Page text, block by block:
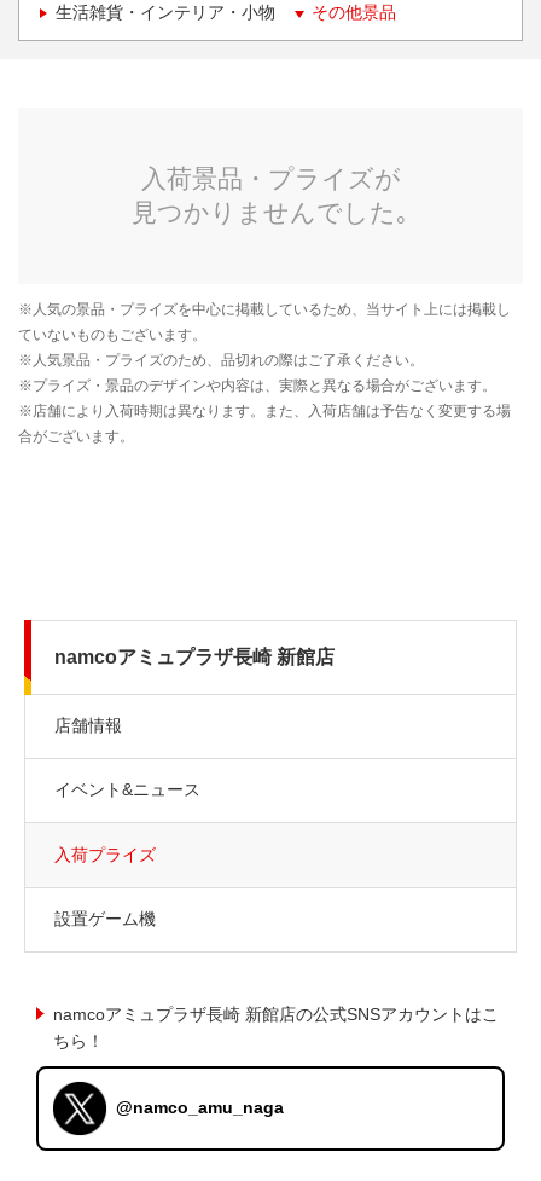
生活雑貨・インテリア・小物 その他景品
namcoアミュプラザ長崎 新館店
店舗情報
イベント&ニュース
入荷プライズ
設置ゲーム機
namcoアミュプラザ長崎 新館店の公式SNSアカウントはこ
ちら！
@namco_amu_naga